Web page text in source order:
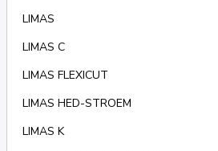
LIMAS
LIMAS C
LIMAS FLEXICUT
LIMAS HED-STROEM
LIMAS K